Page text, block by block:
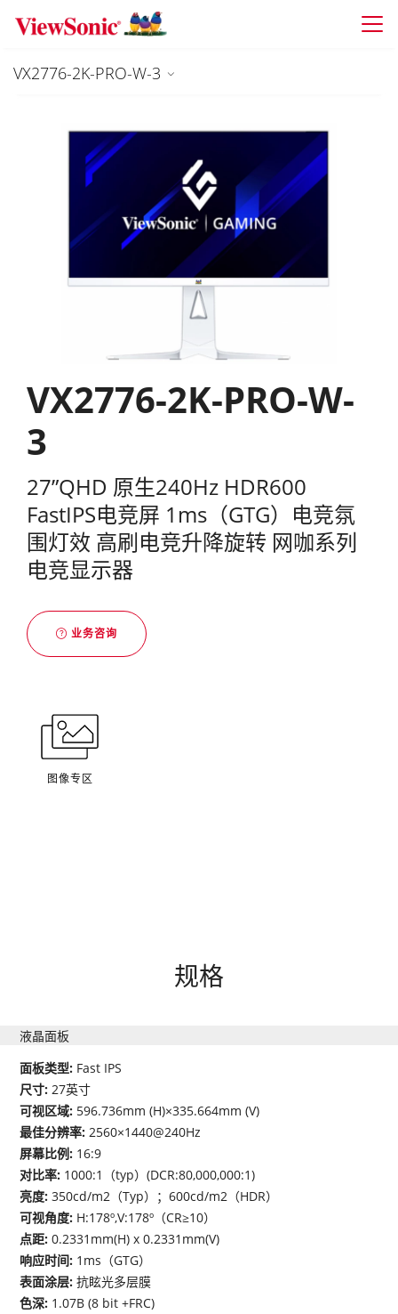
Skip to main content
VX2776-2K-PRO-W-3
VX2776-2K-PRO-W-
3
27”QHD 原生240Hz HDR600
FastIPS电竞屏 1ms（GTG）电竞氛
围灯效 高刷电竞升降旋转 网咖系列
电竞显示器
业务咨询
图像专区
规格
液晶面板
面板类型: Fast IPS
尺寸:27英寸
可视区域: 596.736mm (H)×335.664mm (V)
最佳分辨率:2560×1440@240Hz
屏幕比例: 16:9
对比率: 1000:1（typ）(DCR:80,000,000:1)
亮度:350cd/m2（Typ）；600cd/m2（HDR）
可视角度: H:178º,V:178º（CR≥10）
点距:0.2331mm(H) x 0.2331mm(V)
响应时间: 1ms（GTG）
表面涂层:抗眩光多层膜
色深: 1.07B (8 bit +FRC)